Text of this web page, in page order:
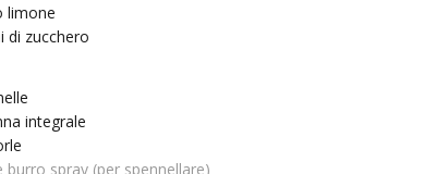
limone
di zucchero
integrale
burro spray (per spennellare)